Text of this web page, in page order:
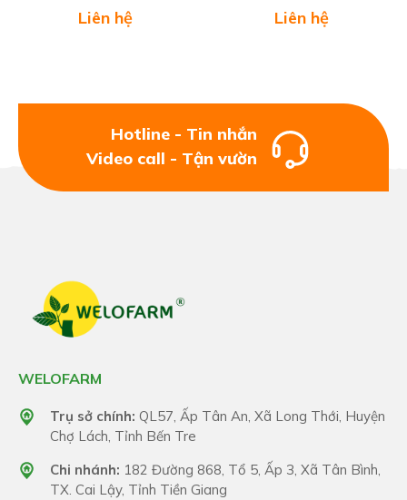
sẽ hiện rõ hơn khi trái chín.
Liên hệ Liên hệ
Hotline - Tin nhắn
Video call - Tận vườn
WELOFARM
Trụ sở chính: QL57, Ấp Tân An, Xã Long Thới, Huyện
Chợ Lách, Tỉnh Bến Tre
Chi nhánh: 182 Đường 868, Tổ 5, Ấp 3, Xã Tân Bình,
TX. Cai Lậy, Tỉnh Tiền Giang